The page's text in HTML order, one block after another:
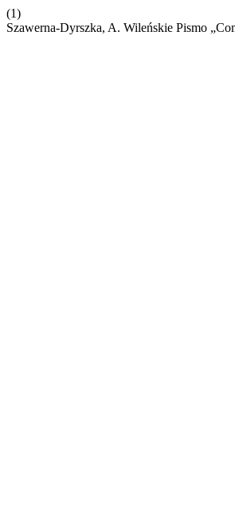
(1)
Szawerna-Dyrszka, A. Wileńskie Pismo